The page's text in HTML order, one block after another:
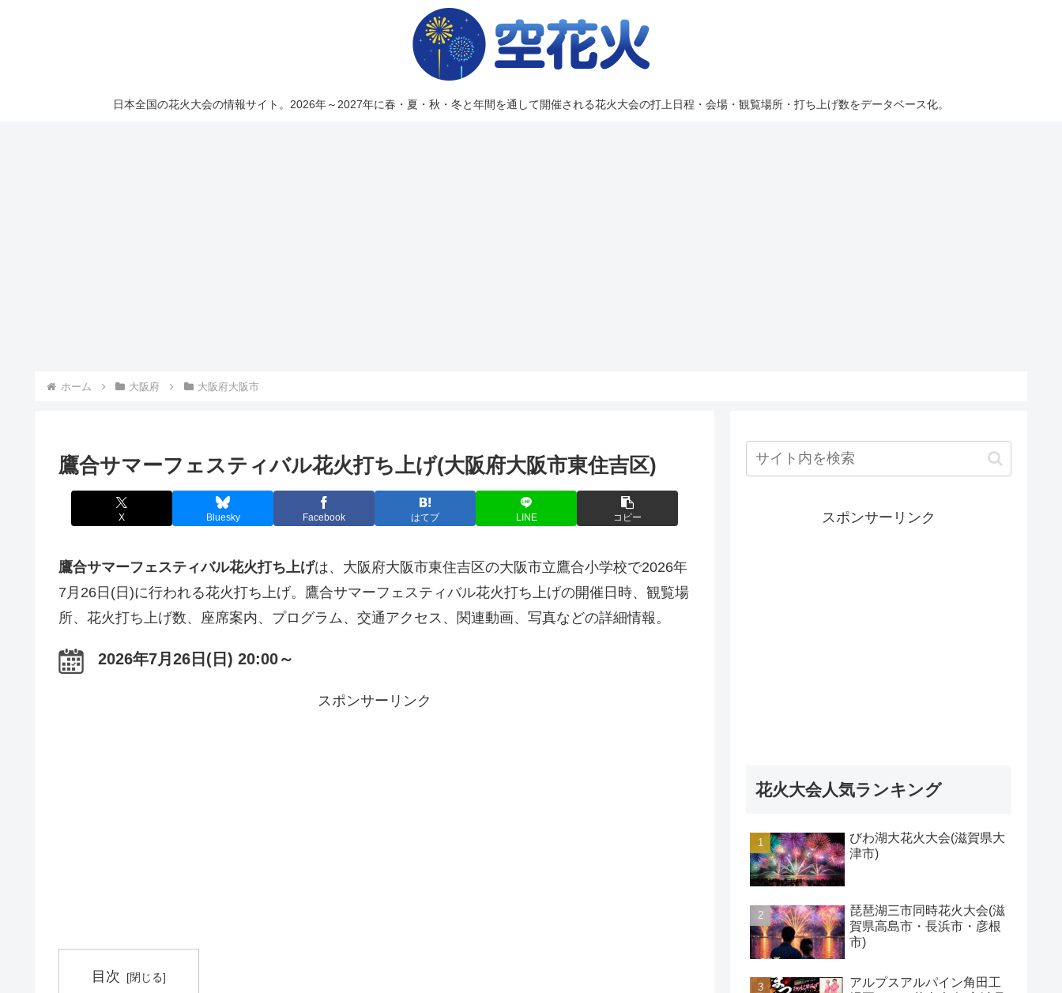
日本全国の花火大会の情報サイト。2026年～2027年に春・夏・秋・冬と年間を通して開催される花火大会の打上日程・会場・観覧場所・打ち上げ数をデータベース化。
ホーム 大阪府 大阪府大阪市
鷹合サマーフェスティバル花火打ち上げ(大阪府大阪市東住吉区)
X Bluesky Facebook はてブ LINE コピー
鷹合サマーフェスティバル花火打ち上げは、大阪府大阪市東住吉区の大阪市立鷹合小学校で2026年
7月26日(日)に行われる花火打ち上げ。鷹合サマーフェスティバル花火打ち上げの開催日時、観覧場
所、花火打ち上げ数、座席案内、プログラム、交通アクセス、関連動画、写真などの詳細情報。
2026年7月26日(日) 20:00～
スポンサーリンク
目次
スポンサーリンク
花火大会人気ランキング
びわ湖大花火大会(滋賀県大
津市)
琵琶湖三市同時花火大会(滋
賀県高島市・長浜市・彦根
市)
アルプスアルパイン角田工